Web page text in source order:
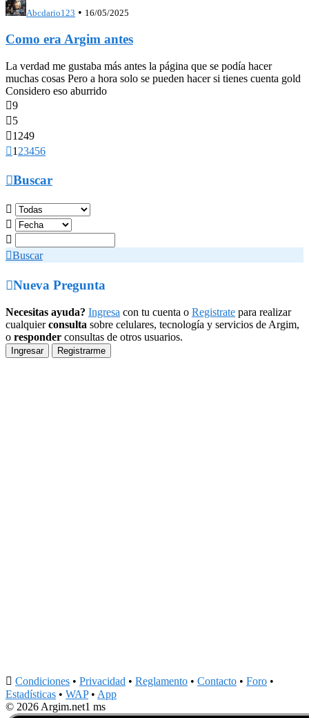
Abcdario123 • 16/05/2025
Como era Argim antes
La verdad me gustaba más antes la página que se podía hacer
muchas cosas Pero a hora solo se pueden hacer si tienes cuenta gold
Considero eso aburrido
9
5
1249
1 23456
Buscar



Buscar
Nueva Pregunta
Necesitas ayuda? Ingresa con tu cuenta o Registrate para realizar
cualquierconsulta sobre celulares, tecnología y servicios de Argim,
o responder consultas de otros usuarios.
Ingresar Registrarme
 Condiciones • Privacidad • Reglamento • Contacto • Foro •
Estadísticas • WAP• App
© 2026 Argim.net1 ms